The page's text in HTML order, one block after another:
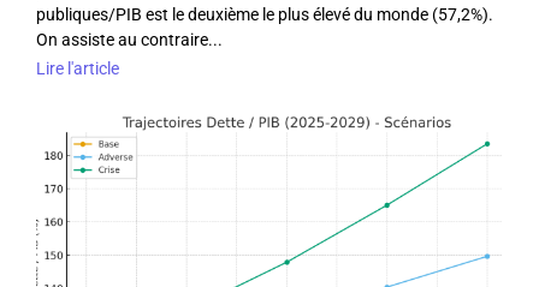
publiques/PIB est le deuxième le plus élevé du monde (57,2%).
On assiste au contraire...
Lire l'article